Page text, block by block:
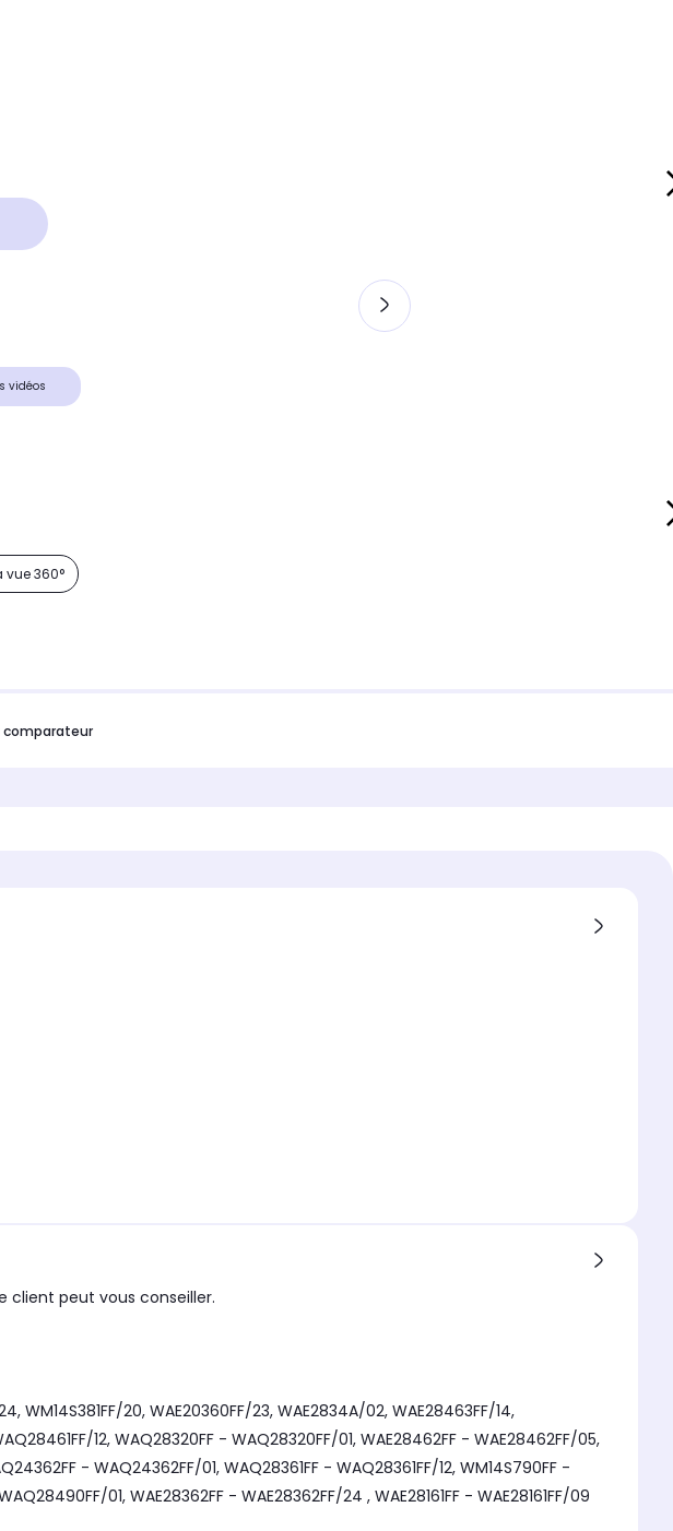
vidéos
vue 360°
comparateur
client peut vous conseiller.
WM14S381FF/20, WAE20360FF/23, WAE2834A/02, WAE28463FF/14,
12, WAQ28320FF - WAQ28320FF/01, WAE28462FF - WAE28462FF/05,
- WAQ24362FF/01, WAQ28361FF - WAQ28361FF/12, WM14S790FF -
01, WAE28362FF - WAE28362FF/24 , WAE28161FF - WAE28161FF/09